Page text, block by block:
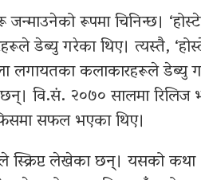
जन्माउनेको रूपमा चिनिन्छ।
डेब्यु गरेका थिए। त्यस्तै,
लगायतका कलाकारहरूले डेब्यु
वि.सं. २०७० सालमा रिलिज
सफल भएका थिए।
स्क्रिप्ट लेखेका छन्। यसको